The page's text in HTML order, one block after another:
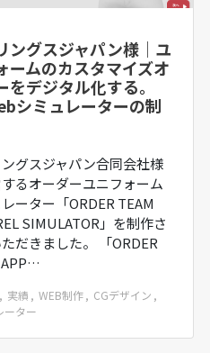
ングスジャパン様｜ユ
ームのカスタマイズオ
をデジタル化する。
シミュレーターの制
グスジャパン合同会社様
るオーダーユニフォーム
ーター「ORDER TEAM
SIMULATOR」を制作さ
だきました。 「ORDER
APP…
実績 WEB制作
CGデザイン
ーター